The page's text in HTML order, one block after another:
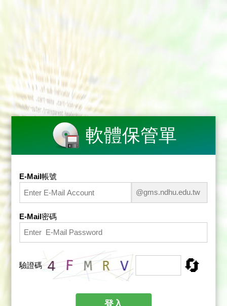
軟體保管單
E-Mail帳號
@gms.ndhu.edu.tw
E-Mail密碼
驗證碼 🔄